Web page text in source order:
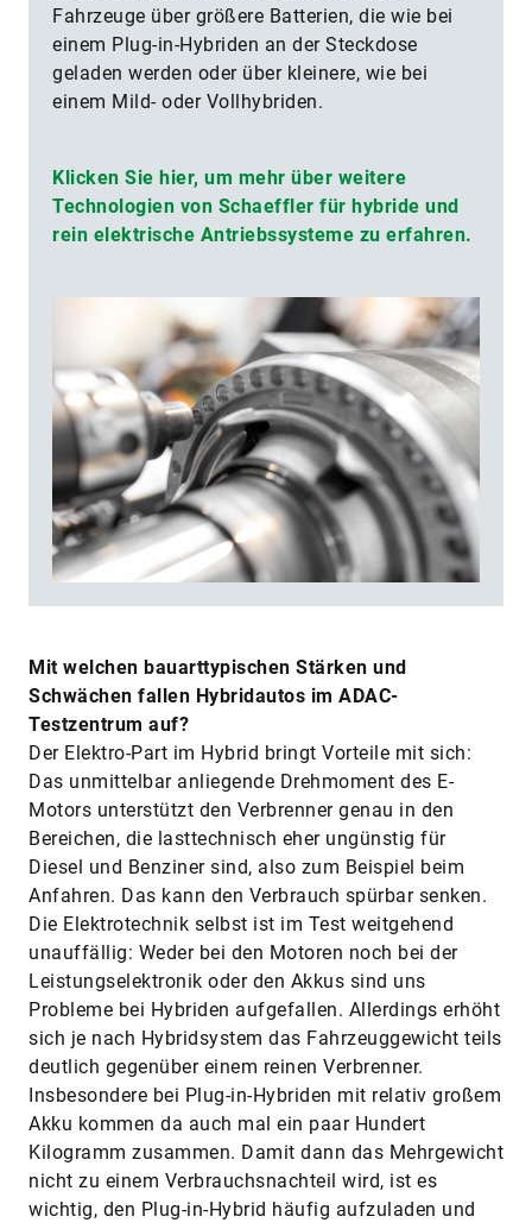
Fahrzeuge über größere Batterien, die wie bei
einem Plug-in-Hybriden an der Steckdose
geladen werden oder über kleinere, wie bei
einem Mild- oder Vollhybriden.
Klicken Sie hier, um mehr über weitere
Technologien von Schaeffler für hybride und
rein elektrische Antriebssysteme zu erfahren.
Mit welchen bauarttypischen Stärken und
Schwächen fallen Hybridautos im ADAC-
Testzentrum auf?
Der Elektro-Part im Hybrid bringt Vorteile mit sich:
Das unmittelbar anliegende Drehmoment des ­E-
Motors unterstützt den Verbrenner genau in den
Bereichen, die lasttechnisch eher ungünstig für
Diesel und Benziner sind, also zum Beispiel beim
Anfahren. Das kann den Verbrauch spürbar senken.
Die Elektrotechnik selbst ist im Test weitgehend
unauffällig: Weder bei den Motoren noch bei der
Leistungselektronik oder den Akkus sind uns
Probleme bei Hybriden aufgefallen. Allerdings erhöht
sich je nach Hybridsystem das Fahrzeuggewicht teils
deutlich gegenüber einem reinen Verbrenner.
Insbesondere bei Plug-in-Hybriden mit relativ großem
Akku kommen da auch mal ein paar Hundert
Kilogramm zusammen. Damit dann das Mehrgewicht
nicht zu einem Verbrauchsnachteil wird, ist es
wichtig, den Plug-in-Hybrid häufig aufzuladen und